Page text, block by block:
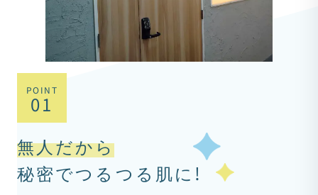
POINT
01
無人だから
秘密でつるつる肌に!